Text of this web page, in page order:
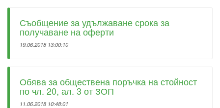
Съобщение за удължаване срока за
получаване на оферти
19.06.2018 13:00:10
Обява за обществена поръчка на стойност
по чл. 20, ал. 3 от ЗОП
11.06.2018 10:48:01